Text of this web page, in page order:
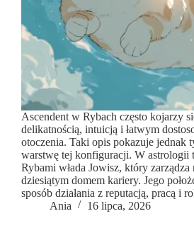
Ascendent w Rybach często kojarzy
delikatnością, intuicją i łatwym
otoczenia. Taki opis pokazuje jednak
warstwę tej konfiguracji. W astrologii
Rybami włada Jowisz, który zarządza
dziesiątym domem kariery. Jego
sposób działania z reputacją, pracą i
Ania
16 lipca, 2026